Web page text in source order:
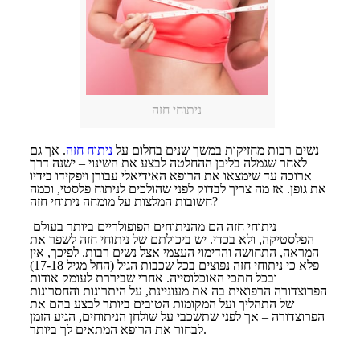
ניתוחי חזה
נשים רבות מחזיקות במשך שנים בחלום על ניתוח חזה. אך גם
לאחר שגמלה בליבן ההחלטה לבצע את השינוי – ישנה דרך
ארוכה עד שימצאו את הרופא האידיאלי עבורן ויפקידו בידיו
את גופן. אז מה צריך לבדוק לפני שהולכים לניתוח פלסטי, וכמה
חשובות המלצות על מומחה ניתוחי חזה?
ניתוחי חזה הם מהניתוחים הפופולריים ביותר בעולם
הפלסטיקה, ולא בכדי. יש ביכולתם של ניתוחי חזה לשפר את
המראה, התחושה והדימוי העצמי אצל נשים רבות. לפיכך, אין
פלא כי ניתוחי חזה נפוצים בכל שכבות הגיל (החל מגיל 17-18)
ובכל חתכי האוכלוסייה. אחרי שביררת לעומק אודות
הפרוצדורה הרפואית בה את מעוניינת, על היתרונות והחסרונות
של התהליך ועל המקומות הטובים ביותר לבצע בהם את
הפרוצדורה – אך לפני שתשכבי על שולחן הניתוחים, הגיע הזמן
לבחור את הרופא המתאים לך ביותר.